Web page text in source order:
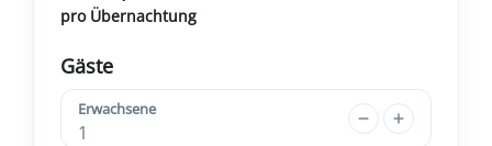
pro Übernachtung
Gäste
Erwachsene
1